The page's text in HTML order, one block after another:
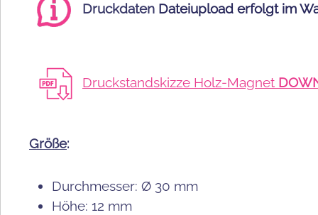
Druckdaten Dateiupload erfolgt im
Druckstandskizze Holz-Magnet
Größe:
Durchmesser: Ø 30 mm
Höhe: 12 mm